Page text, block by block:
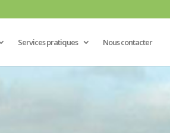
Services pratiques Nous contacter